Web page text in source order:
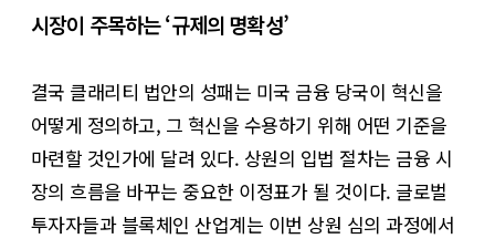
시장이 주목하는 ‘규제의 명확성’
결국 클래리티 법안의 성패는 미국 금융 당국이 혁신을
어떻게 정의하고, 그 혁신을 수용하기 위해 어떤 기준을
마련할 것인가에 달려 있다. 상원의 입법 절차는 금융 시
장의 흐름을 바꾸는 중요한 이정표가 될 것이다. 글로벌
투자자들과 블록체인 산업계는 이번 상원 심의 과정에서